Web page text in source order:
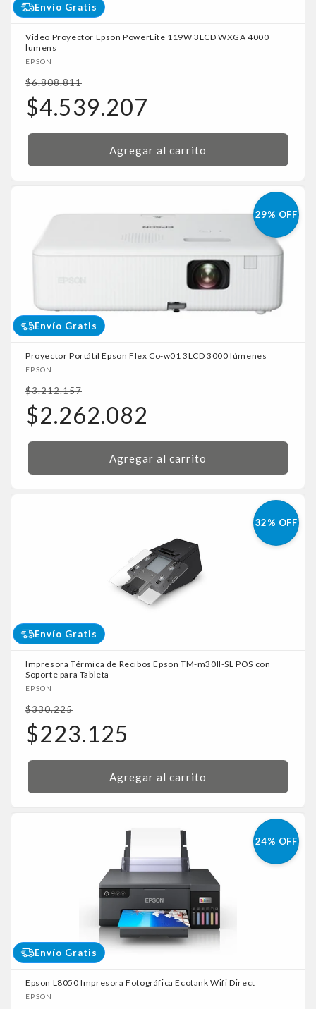
Envío Gratis
Video Proyector Epson PowerLite 119W 3LCD WXGA 4000
lumens
Proveedor:
EPSON
Precio
habitual
$6.808.811
Precio
de
oferta
$4.539.207
Agregar al carrito
29% OFF
Envío Gratis
Proyector Portátil Epson Flex Co-w01 3LCD 3000 lúmenes
Proveedor:
EPSON
Precio
habitual
$3.212.157
Precio
de
oferta
$2.262.082
Agregar al carrito
32% OFF
Envío Gratis
Impresora Térmica de Recibos Epson TM-m30II-SL POS con
Soporte para Tableta
Proveedor:
EPSON
Precio
habitual
$330.225
Precio
de
oferta
$223.125
Agregar al carrito
24% OFF
Envío Gratis
Epson L8050 Impresora Fotográfica Ecotank Wifi Direct
Proveedor:
EPSON